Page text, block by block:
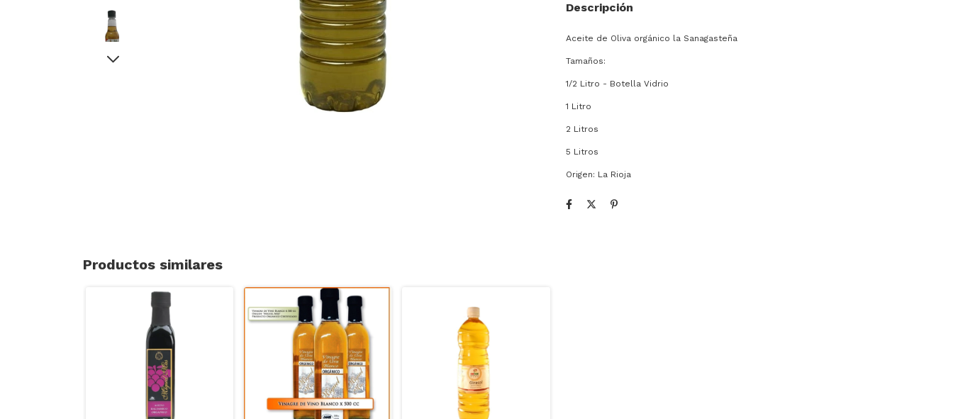
Descripción
Aceite de Oliva orgánico la Sanagasteña
Tamaños:
1/2 Litro - Botella Vidrio
1 Litro
2 Litros
5 Litros
Origen: La Rioja
Productos similares